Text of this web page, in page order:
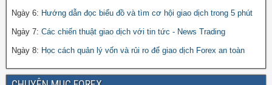
Ngày 6: Hướng dẫn đọc biểu đồ và tìm cơ hội giao dịch trong 5 phút
Ngày 7: Các chiến thuật giao dịch với tin tức - News Trading
Ngày 8: Học cách quản lý vốn và rủi ro để giao dịch Forex an toàn